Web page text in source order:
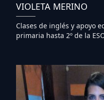
VIOLETA MERINO
Clases de inglés y apoyo
primaria hasta 2º de la